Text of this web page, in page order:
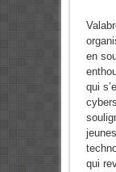
en
qui
qui